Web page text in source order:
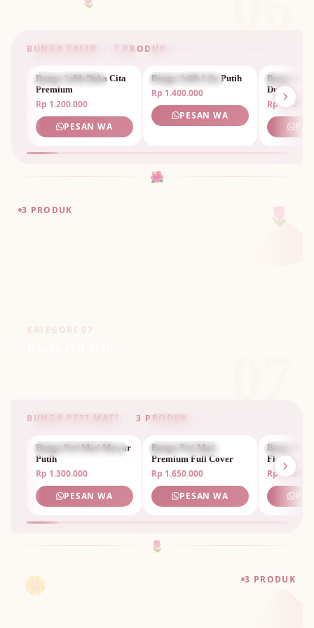
🌷
BUNGA SALIB · 3 PRODUK
BUNGA SALIB
Bunga Salib Duka Cita
Premium
Rp 1.200.000
PESAN WA
BUNGA SALIB
Bunga Salib Lily Putih
Rp 1.400.000
PESAN WA
BUNGA
Bunga
Duka
Rp
🌺
3 PRODUK 🌷
KATEGORI 07
BUNGA PETI MATI · 3 PRODUK
BUNGA PETI MATI
Bunga Peti Mati Mawar
Putih
Rp 1.300.000
PESAN WA
BUNGA PETI MATI
Bunga Peti Mati
Premium Full Cover
Rp 1.650.000
PESAN WA
BUNGA
Bunga
Flower
Rp
🌷
3 PRODUK
🌼